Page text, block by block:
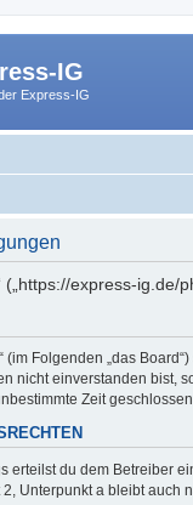
IG
Express-IG
(„https://express-
(im Folgenden „das
nicht einverstanden bist,
Zeit
erteilst du dem Betreiber
Unterpunkt a bleibt